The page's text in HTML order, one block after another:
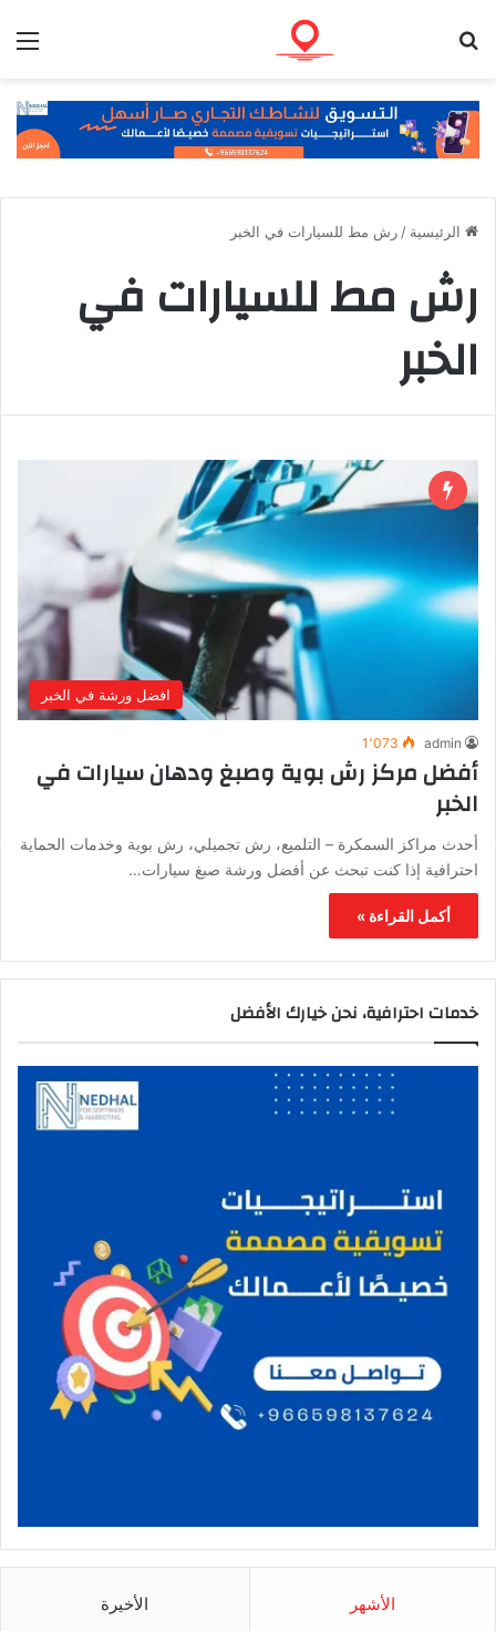
الرئيسية / رش مط للسيارات في الخبر
رش مط للسيارات في
الخبر
افضل ورشة في الخبر
admin 1٬073
أفضل مركز رش بوية وصبغ ودهان سيارات في
الخبر
أحدث مراكز السمكرة – التلميع، رش تجميلي، رش بوية وخدمات الحماية
احترافية إذا كنت تبحث عن أفضل ورشة صبغ سيارات…
أكمل القراءة »
خدمات احترافية، نحن خيارك الأفضل
الأشهر الأخيرة